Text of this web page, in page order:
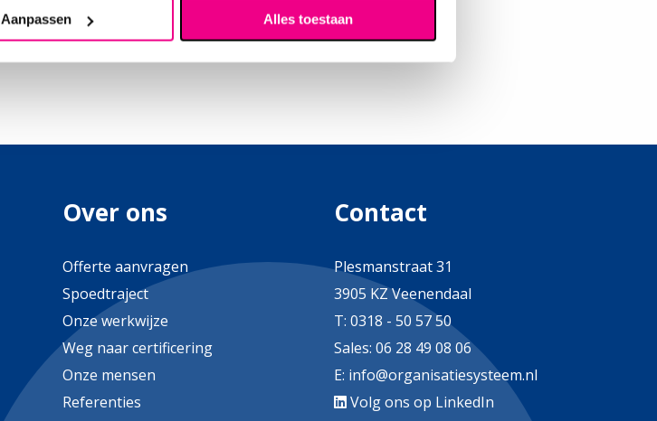
Aanpassen Alles toestaan
Over ons
Offerte aanvragen
Spoedtraject
Onze werkwijze
Weg naar certificering
Onze mensen
Referenties
Contact
Plesmanstraat 31
3905 KZ Veenendaal
T: 0318 - 50 57 50
Sales: 06 28 49 08 06
E: info@organisatiesysteem.nl
Volg ons op LinkedIn